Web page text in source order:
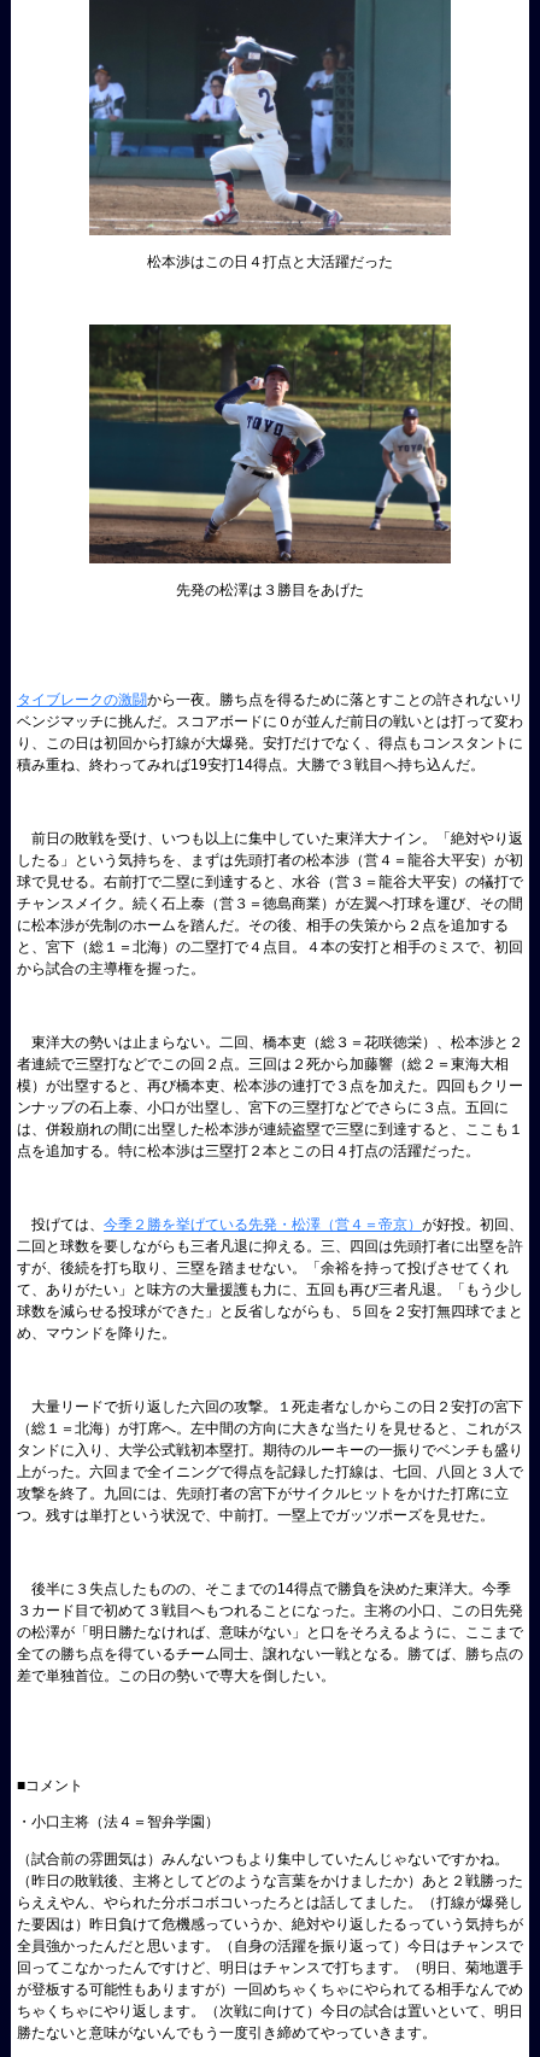
松本渉はこの日４打点と大活躍だった
先発の松澤は３勝目をあげた
タイブレークの激闘から一夜。勝ち点を得るために落とすことの許されないリ
ベンジマッチに挑んだ。スコアボードに０が並んだ前日の戦いとは打って変わ
り、この日は初回から打線が大爆発。安打だけでなく、得点もコンスタントに
積み重ね、終わってみれば19安打14得点。大勝で３戦目へ持ち込んだ。
前日の敗戦を受け、いつも以上に集中していた東洋大ナイン。「絶対やり返
したる」という気持ちを、まずは先頭打者の松本渉（営４＝龍谷大平安）が初
球で見せる。右前打で二塁に到達すると、水谷（営３＝龍谷大平安）の犠打で
チャンスメイク。続く石上泰（営３＝徳島商業）が左翼へ打球を運び、その間
に松本渉が先制のホームを踏んだ。その後、相手の失策から２点を追加する
と、宮下（総１＝北海）の二塁打で４点目。４本の安打と相手のミスで、初回
から試合の主導権を握った。
東洋大の勢いは止まらない。二回、橋本吏（総３＝花咲徳栄）、松本渉と２
者連続で三塁打などでこの回２点。三回は２死から加藤響（総２＝東海大相
模）が出塁すると、再び橋本吏、松本渉の連打で３点を加えた。四回もクリー
ンナップの石上泰、小口が出塁し、宮下の三塁打などでさらに３点。五回に
は、併殺崩れの間に出塁した松本渉が連続盗塁で三塁に到達すると、ここも１
点を追加する。特に松本渉は三塁打２本とこの日４打点の活躍だった。
投げては、 今季２勝を挙げている先発・松澤（営４＝帝京） が好投。初回、
二回と球数を要しながらも三者凡退に抑える。三、四回は先頭打者に出塁を許
すが、後続を打ち取り、三塁を踏ませない。「余裕を持って投げさせてくれ
て、ありがたい」と味方の大量援護も力に、五回も再び三者凡退。「もう少し
球数を減らせる投球ができた」と反省しながらも、５回を２安打無四球でまと
め、マウンドを降りた。
大量リードで折り返した六回の攻撃。１死走者なしからこの日２安打の宮下
（総１＝北海）が打席へ。左中間の方向に大きな当たりを見せると、これがス
タンドに入り、大学公式戦初本塁打。期待のルーキーの一振りでベンチも盛り
上がった。六回まで全イニングで得点を記録した打線は、七回、八回と３人で
攻撃を終了。九回には、先頭打者の宮下がサイクルヒットをかけた打席に立
つ。残すは単打という状況で、中前打。一塁上でガッツポーズを見せた。
後半に３失点したものの、そこまでの14得点で勝負を決めた東洋大。今季
３カード目で初めて３戦目へもつれることになった。主将の小口、この日先発
の松澤が「明日勝たなければ、意味がない」と口をそろえるように、ここまで
全ての勝ち点を得ているチーム同士、譲れない一戦となる。勝てば、勝ち点の
差で単独首位。この日の勢いで専大を倒したい。
■コメント
・小口主将（法４＝智弁学園）
（試合前の雰囲気は）みんないつもより集中していたんじゃないですかね。
（昨日の敗戦後、主将としてどのような言葉をかけましたか）あと２戦勝った
らええやん、やられた分ボコボコいったろとは話してました。（打線が爆発し
た要因は）昨日負けて危機感っていうか、絶対やり返したるっていう気持ちが
全員強かったんだと思います。（自身の活躍を振り返って）今日はチャンスで
回ってこなかったんですけど、明日はチャンスで打ちます。（明日、菊地選手
が登板する可能性もありますが）一回めちゃくちゃにやられてる相手なんでめ
ちゃくちゃにやり返します。（次戦に向けて）今日の試合は置いといて、明日
勝たないと意味がないんでもう一度引き締めてやっていきます。